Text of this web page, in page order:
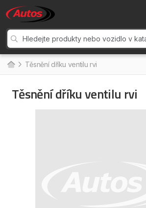
Těsnění dříku ventilu rvi
Těsnění dříku ventilu rvi